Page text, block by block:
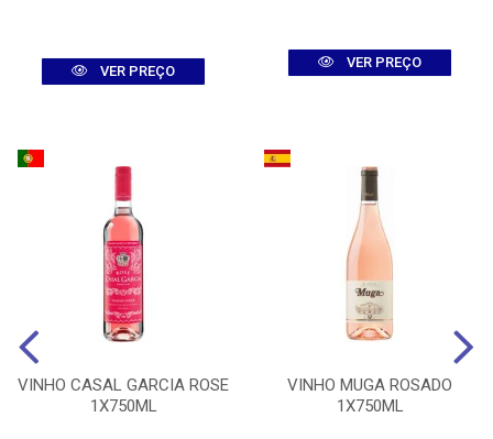
VER PREÇO
VER PREÇO
VINHO CASAL GARCIA ROSE
1X750ML
VINHO MUGA ROSADO
1X750ML